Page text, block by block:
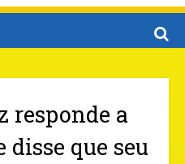
responde a
disse que seu